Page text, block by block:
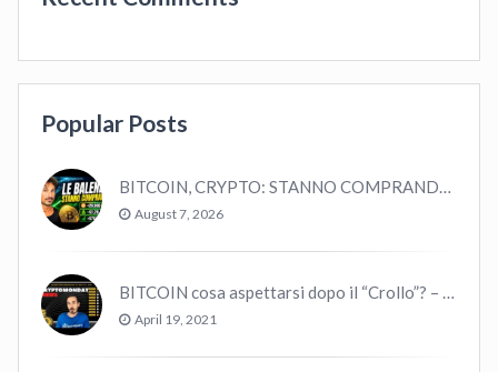
Popular Posts
BITCOIN, CRYPTO: STANNO COMPRANDO TUTTI (GUARDA QUESTI DATI), EPPURE…
August 7, 2026
BITCOIN cosa aspettarsi dopo il “Crollo”? – CryptoMonday NEWS w16/’21
April 19, 2021